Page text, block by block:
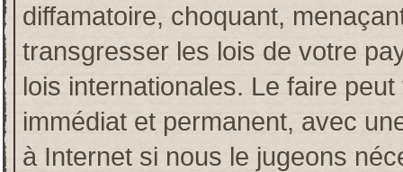
diffamatoire, choquant,
transgresser les lois de votre
lois internationales. Le faire
immédiat et permanent, avec
à Internet si nous le jugeons